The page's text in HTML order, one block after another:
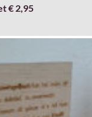
€ 2,95